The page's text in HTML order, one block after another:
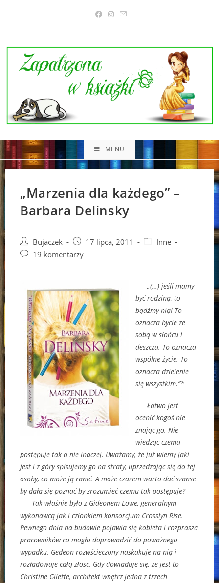
MENU
„Marzenia dla każdego” –
Barbara Delinsky
Post
author:
Bujaczek
Post
published:
17 lipca, 2011
PostInne
Post19 komentarzy
„(…) jeśli mamy
być rodziną, to
bądźmy nią! To
oznacza bycie ze
sobą w słońcu i
deszczu. To oznacza
wspólne życie. To
oznacza dzielenie
się wszystkim.”*
Łatwo jest
ocenić kogoś nie
znając go. Nie
wiedząc czemu
postępuje tak a nie inaczej. Uważamy, że już wiemy jaki
jest i z góry spisujemy go na straty, uprzedzając się do tej
osoby, co może ją ranić. A może czasem warto dać szanse
by dała się poznać by zrozumieć czemu tak postępuje?
Tak właśnie było z Gideonem Lowe, generalnym
wykonawcą jak i członkiem konsorcjum Crosslyn Rise.
Pewnego dnia na budowie pojawia się kobieta i rozprasza
pracowników co mogło doprowadzić do poważnego
wypadku. Gedeon rozwścieczony naskakuje na nią i
rozładowuje całą złość. Gdy dowiaduje się, że jest to
Christine Gilette, architekt wnętrz jedna z trzech